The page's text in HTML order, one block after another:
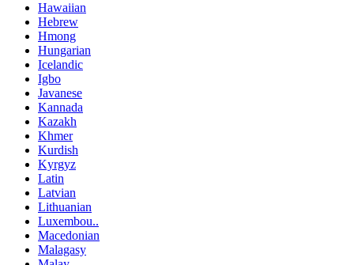
Hawaiian
Hebrew
Hmong
Hungarian
Icelandic
Igbo
Javanese
Kannada
Kazakh
Khmer
Kurdish
Kyrgyz
Latin
Latvian
Lithuanian
Luxembou..
Macedonian
Malagasy